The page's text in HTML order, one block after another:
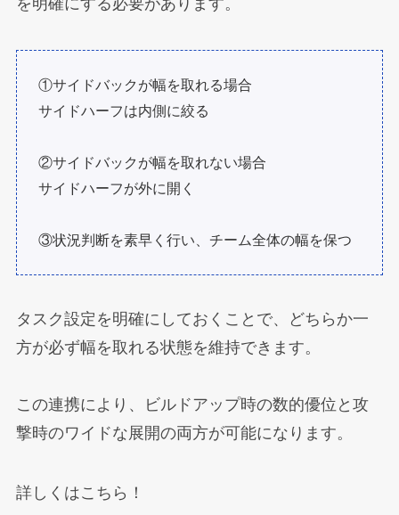
を明確にする必要があります。
①サイドバックが幅を取れる場合
サイドハーフは内側に絞る
②サイドバックが幅を取れない場合
サイドハーフが外に開く
③状況判断を素早く行い、チーム全体の幅を保つ
タスク設定を明確にしておくことで、どちらか一
方が必ず幅を取れる状態を維持できます。
この連携により、ビルドアップ時の数的優位と攻
撃時のワイドな展開の両方が可能になります。
詳しくはこちら！